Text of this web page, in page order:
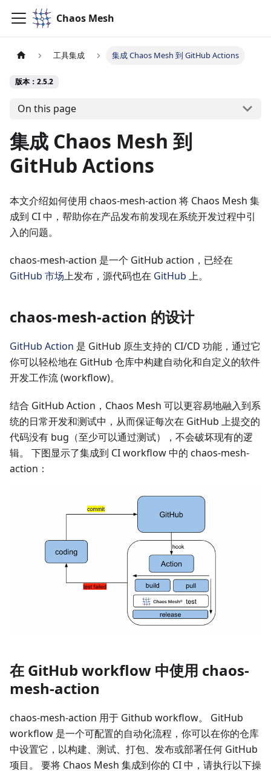
Chaos Mesh
工具集成 集成 Chaos Mesh 到 GitHub Actions
版本：2.5.2
On this page
集成 Chaos Mesh 到
GitHub Actions
本文介绍如何使用 chaos-mesh-action 将 Chaos Mesh 集
成到 CI 中，帮助你在产品发布前发现在系统开发过程中引
入的问题。
chaos-mesh-action 是一个 GitHub action，已经在
GitHub 市场上发布，源代码也在 GitHub 上。
chaos-mesh-action 的设计
GitHub Action 是 GitHub 原生支持的 CI/CD 功能，通过它
你可以轻松地在 GitHub 仓库中构建自动化和自定义的软件
开发工作流 (workflow)。
结合 GitHub Action，Chaos Mesh 可以更容易地融入到系
统的日常开发和测试中，从而保证每次在 GitHub 上提交的
代码没有 bug（至少可以通过测试），不会破坏现有的逻
辑。 下图显示了集成到 CI workflow 中的 chaos-mesh-
action：
在 GitHub workflow 中使用 chaos-
mesh-action
chaos-mesh-action 用于 Github workflow。 GitHub
workflow 是一个可配置的自动化流程，你可以在你的仓库
中设置它，以构建、测试、打包、发布或部署任何 GitHub
项目。 要将 Chaos Mesh 集成到你的 CI 中，请执行以下操